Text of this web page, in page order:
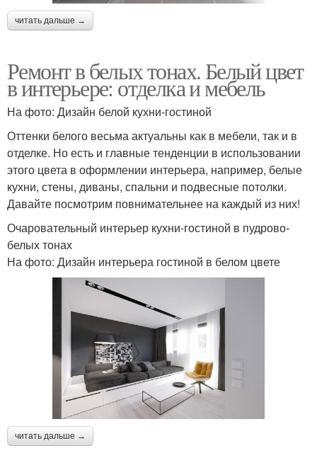
читать дальше →
Ремонт в белых тонах. Белый цвет
в интерьере: отделка и мебель
На фото: Дизайн белой кухни-гостиной
Оттенки белого весьма актуальны как в мебели, так и в
отделке. Но есть и главные тенденции в использовании
этого цвета в оформлении интерьера, например, белые
кухни, стены, диваны, спальни и подвесные потолки.
Давайте посмотрим повнимательнее на каждый из них!
Очаровательный интерьер кухни-гостиной в пудрово-
белых тонах
На фото: Дизайн интерьера гостиной в белом цвете
читать дальше →